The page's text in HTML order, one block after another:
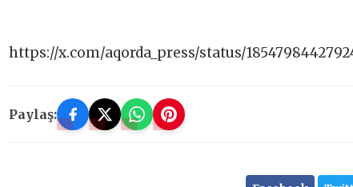
https://x.com/aqorda_press/status/
Paylaş: